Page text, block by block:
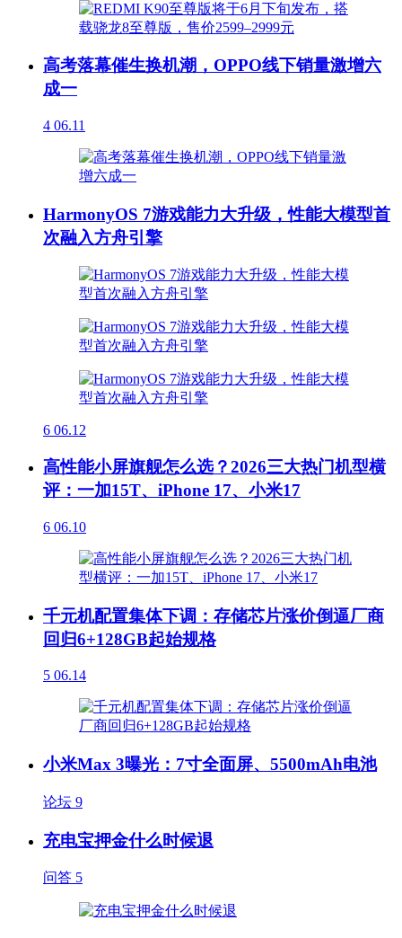
高考落幕催生换机潮，OPPO线下销量激增六
成一
4 06.11
HarmonyOS 7游戏能力大升级，性能大模型首
次融入方舟引擎
6 06.12
高性能小屏旗舰怎么选？2026三大热门机型横
评：一加15T、iPhone 17、小米17
6 06.10
千元机配置集体下调：存储芯片涨价倒逼厂商
回归6+128GB起始规格
5 06.14
小米Max 3曝光：7寸全面屏、5500mAh电池
论坛 9
充电宝押金什么时候退
问答 5